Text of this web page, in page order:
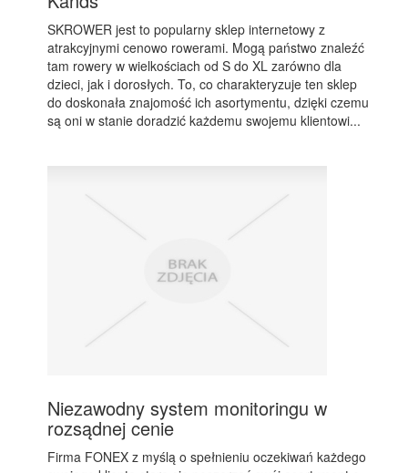
SKROWER jest to popularny sklep internetowy z
atrakcyjnymi cenowo rowerami. Mogą państwo znaleźć
tam rowery w wielkościach od S do XL zarówno dla
dzieci, jak i dorosłych. To, co charakteryzuje ten sklep
do doskonała znajomość ich asortymentu, dzięki czemu
są oni w stanie doradzić każdemu swojemu klientowi...
Niezawodny system monitoringu w
rozsądnej cenie
Firma FONEX z myślą o spełnieniu oczekiwań każdego